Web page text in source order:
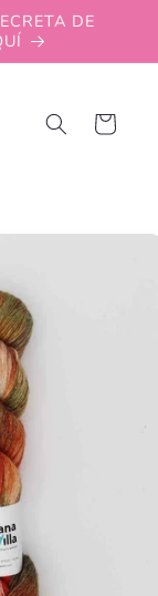
DE
Cart